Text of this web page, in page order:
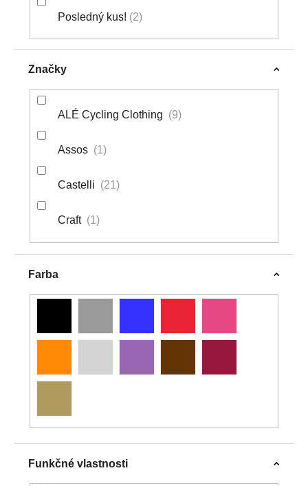
Posledný kus! 2
Značky
ALÉ Cycling Clothing 9
Assos 1
Castelli 21
Craft 1
Farba
Funkčné vlastnosti